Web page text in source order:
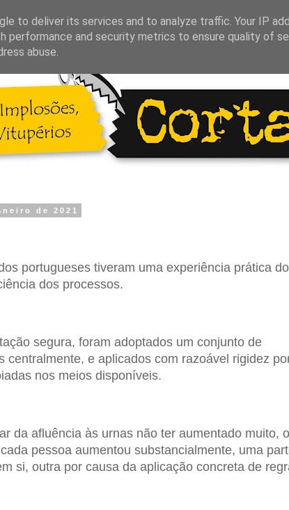
de 2021
portugueses tiveram uma experiência prática do
dos processos.
segura, foram adoptados um conjunto de
centralmente, e aplicados com razoável rigidez
nos meios disponíveis.
da afluência às urnas não ter aumentado muito, o
pessoa aumentou substancialmente, uma
si, outra por causa da aplicação concreta de
to deliver its services and to analyze traffic. Your IP
performance and security metrics to ensure quality of
abuse.